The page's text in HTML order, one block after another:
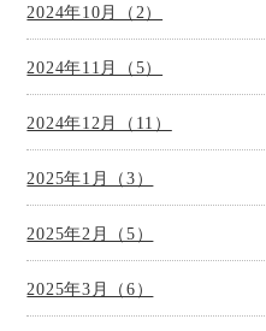
2024年10月（2）
2024年11月（5）
2024年12月（11）
2025年1月（3）
2025年2月（5）
2025年3月（6）